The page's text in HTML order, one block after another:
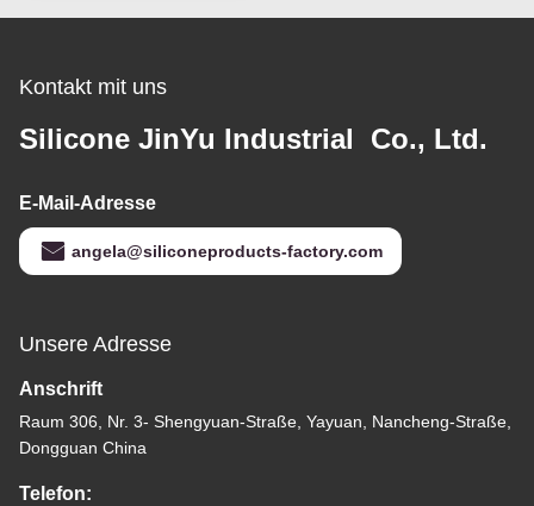
Kontakt mit uns
Silicone JinYu Industrial Co., Ltd.
E-Mail-Adresse
angela@siliconeproducts-factory.com
Unsere Adresse
Anschrift
Raum 306, Nr. 3- Shengyuan-Straße, Yayuan, Nancheng-Straße,
Dongguan China
Telefon: